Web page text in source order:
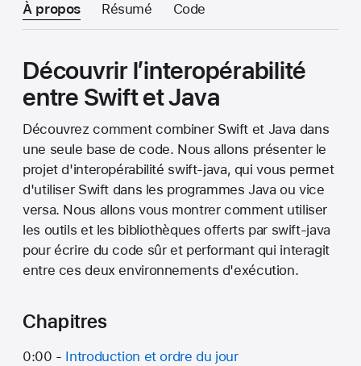
À propos Résumé Code
Découvrir l’interopérabilité
entre Swift et Java
Découvrez comment combiner Swift et Java dans
une seule base de code. Nous allons présenter le
projet d'interopérabilité swift-java, qui vous permet
d'utiliser Swift dans les programmes Java ou vice
versa. Nous allons vous montrer comment utiliser
les outils et les bibliothèques offerts par swift-java
pour écrire du code sûr et performant qui interagit
entre ces deux environnements d'exécution.
Chapitres
0:00 - Introduction et ordre du jour